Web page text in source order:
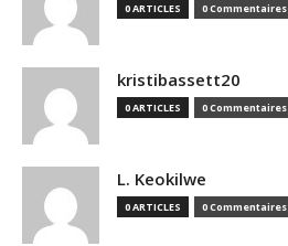
0 ARTICLES 0 Commentaires
kristibassett20
0 ARTICLES 0 Commentaires
L. Keokilwe
0 ARTICLES 0 Commentaires